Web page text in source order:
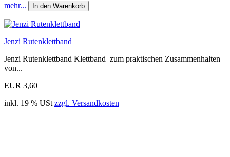
mehr... In den Warenkorb
Jenzi Rutenklettband
Jenzi Rutenklettband Klettband zum praktischen Zusammenhalten
von...
EUR 3,60
inkl. 19 % USt zzgl. Versandkosten